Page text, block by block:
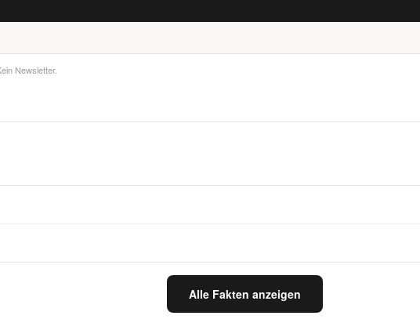
Newsletter.
Alle Fakten anzeigen